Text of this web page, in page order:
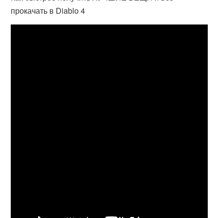
прокачать в Diablo 4